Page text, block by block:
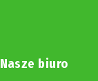
Nasze biuro